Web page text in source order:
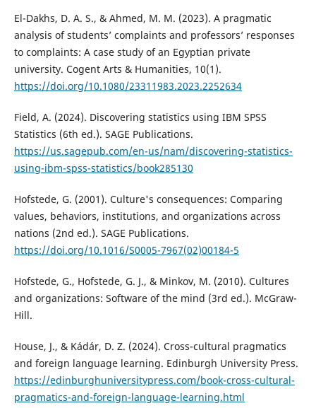
El-Dakhs, D. A. S., & Ahmed, M. M. (2023). A pragmatic
analysis of students’ complaints and professors’ responses
to complaints: A case study of an Egyptian private
university. Cogent Arts & Humanities, 10(1).
https://doi.org/10.1080/23311983.2023.2252634
Field, A. (2024). Discovering statistics using IBM SPSS
Statistics (6th ed.). SAGE Publications.
https://us.sagepub.com/en-us/nam/discovering-statistics-
using-ibm-spss-statistics/book285130
Hofstede, G. (2001). Culture's consequences: Comparing
values, behaviors, institutions, and organizations across
nations (2nd ed.). SAGE Publications.
https://doi.org/10.1016/S0005-7967(02)00184-5
Hofstede, G., Hofstede, G. J., & Minkov, M. (2010). Cultures
and organizations: Software of the mind (3rd ed.). McGraw-
Hill.
House, J., & Kádár, D. Z. (2024). Cross-cultural pragmatics
and foreign language learning. Edinburgh University Press.
https://edinburghuniversitypress.com/book-cross-cultural-
pragmatics-and-foreign-language-learning.html